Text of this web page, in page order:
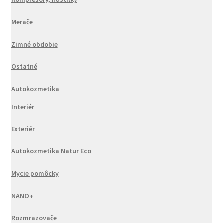
Merače
Zimné obdobie
Ostatné
Autokozmetika
Interiér
Exteriér
Autokozmetika Natur Eco
Mycie pomôcky
NANO+
Rozmrazovače